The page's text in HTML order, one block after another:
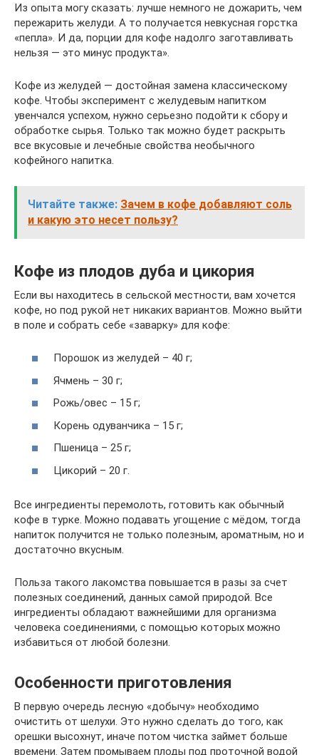
Из опыта могу сказать: лучше немного не дожарить, чем
пережарить желуди. А то получается невкусная горстка
«пепла». И да, порции для кофе надолго заготавливать
нельзя — это минус продукта».
Кофе из желудей — достойная замена классическому
кофе. Чтобы эксперимент с желудевым напитком
увенчался успехом, нужно серьезно подойти к сбору и
обработке сырья. Только так можно будет раскрыть
все вкусовые и лечебные свойства необычного
кофейного напитка.
Читайте также: Зачем в кофе добавляют соль
и какую это несет пользу?
Кофе из плодов дуба и цикория
Если вы находитесь в сельской местности, вам хочется
кофе, но под рукой нет никаких вариантов. Можно выйти
в поле и собрать себе «заварку» для кофе:
Порошок из желудей – 40 г;
Ячмень – 30 г;
Рожь/овес – 15 г;
Корень одуванчика – 15 г;
Пшеница – 25 г;
Цикорий – 20 г.
Все ингредиенты перемолоть, готовить как обычный
кофе в турке. Можно подавать угощение с мёдом, тогда
напиток получится не только полезным, ароматным, но и
достаточно вкусным.
Польза такого лакомства повышается в разы за счет
полезных соединений, данных самой природой. Все
ингредиенты обладают важнейшими для организма
человека соединениями, с помощью которых можно
избавиться от любой болезни.
Особенности приготовления
В первую очередь лесную «добычу» необходимо
очистить от шелухи. Это нужно сделать до того, как
орешки высохнут, иначе потом чистка займет больше
времени. Затем промываем плоды под проточной водой